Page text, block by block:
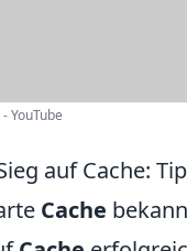
YouTube
auf Cache:
Cache